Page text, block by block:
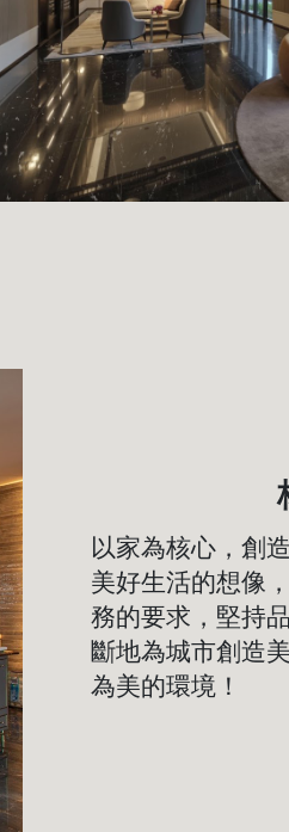
以家為核心，創
美好生活的想像
務的要求，堅持
斷地為城市創造
為美的環境！